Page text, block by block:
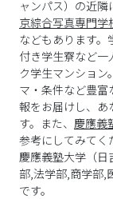
ャンパス）の近隣
京綜合写真専門学
などもあります。
付き学生寮など一
ク学生マンショ
マ・条件など豊富
報をお届けし、あ
す。また、 慶應義
参考にしてみてく
慶應義塾大学 （日
部,法学部,商学部,
です。